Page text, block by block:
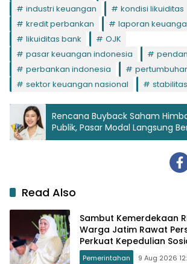
industri keuangan
kondisi likuiditas
kredit perbankan
laporan
likuiditas bank
OJK
pasar keuangan indonesia
perbankan indonesia
sektor keuangan nasional
Rencana Buyback Saham
Publik, Pasar Modal Langsung
Mengejutkan!
Read Also
Sambut Kemerdekaan
Warga Jatim Rawat
Perkuat Kepedulian
Pemerintahan 9 Aug 2026